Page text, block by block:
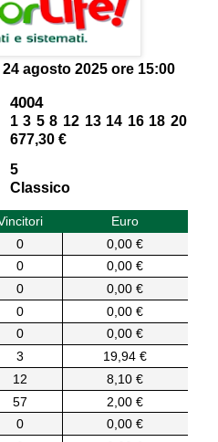
24 agosto 2025 ore 15:00
4004
1 3 5 8 12 13 14 16 18 20
677,30 €
5
Classico
Euro
0
0,00 €
0
0,00 €
0
0,00 €
0
0,00 €
0
0,00 €
3
19,94 €
12
8,10 €
57
2,00 €
0
0,00 €